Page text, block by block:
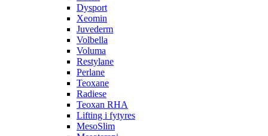
Dysport
Xeomin
Juvederm
Volbella
Voluma
Restylane
Perlane
Teoxane
Radiese
Teoxan RHA
Lifting i fytyres
MesoSlim